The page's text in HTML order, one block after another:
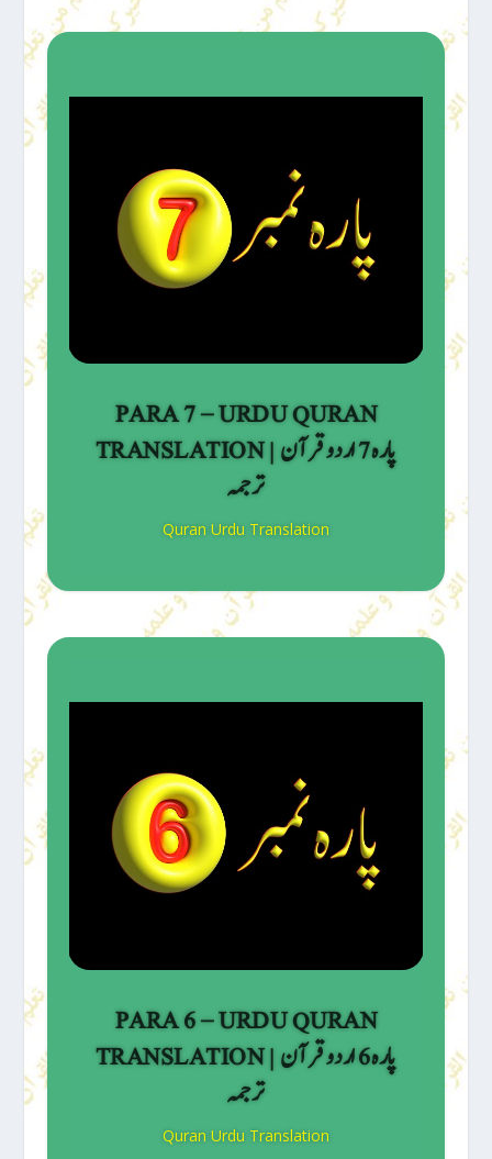
PARA 7 – URDU QURAN
TRANSLATION | پارہ 7 اردو قرآن
ترجمہ
Quran Urdu Translation
PARA 6 – URDU QURAN
TRANSLATION | پارہ 6 اردو قرآن
ترجمہ
Quran Urdu Translation